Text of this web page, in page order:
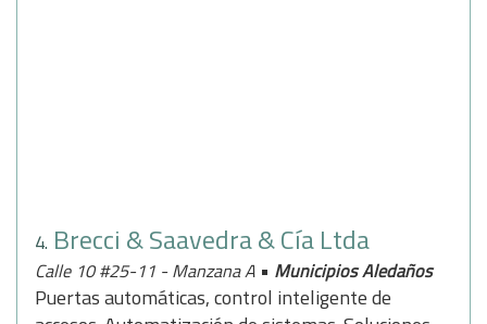
4. Brecci & Saavedra & Cía Ltda
Calle 10 #25-11 - Manzana A • Municipios Aledaños
Puertas automáticas, control inteligente de